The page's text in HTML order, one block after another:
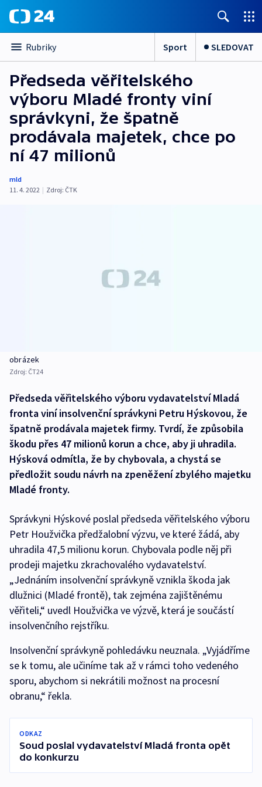
Rubriky Sport SLEDOVAT
Předseda věřitelského
výboru Mladé fronty viní
správkyni, že špatně
prodávala majetek, chce po
ní 47 milionů
mld
11. 4. 2022 | Zdroj: ČTK
obrázek
Zdroj: ČT24
Předseda věřitelského výboru vydavatelství Mladá
fronta viní insolvenční správkyni Petru Hýskovou, že
špatně prodávala majetek firmy. Tvrdí, že způsobila
škodu přes 47 milionů korun a chce, aby ji uhradila.
Hýsková odmítla, že by chybovala, a chystá se
předložit soudu návrh na zpeněžení zbylého majetku
Mladé fronty.
Správkyni Hýskové poslal předseda věřitelského výboru
Petr Houžvička předžalobní výzvu, ve které žádá, aby
uhradila 47,5 milionu korun. Chybovala podle něj při
prodeji majetku zkrachovalého vydavatelství.
„Jednáním insolvenční správkyně vznikla škoda jak
dlužnici (Mladé frontě), tak zejména zajištěnému
věřiteli,“ uvedl Houžvička ve výzvě, která je součástí
insolvenčního rejstříku.
Insolvenční správkyně pohledávku neuznala. „Vyjádříme
se k tomu, ale učiníme tak až v rámci toho vedeného
sporu, abychom si nekrátili možnost na procesní
obranu,“ řekla.
ODKAZ
Soud poslal vydavatelství Mladá fronta opět
do konkurzu